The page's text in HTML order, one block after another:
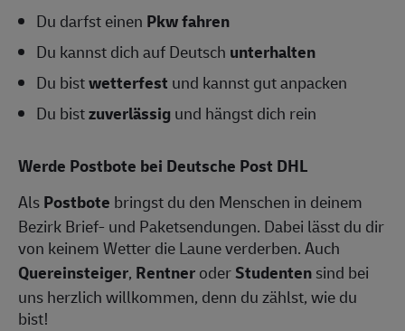
Du darfst einen Pkw fahren
Du kannst dich auf Deutsch unterhalten
Du bistwetterfest und kannst gut anpacken
Du bistzuverlässigund hängst dich rein
Werde Postbote bei Deutsche Post DHL
AlsPostbote bringst du den Menschen in deinem
Bezirk Brief- und Paketsendungen. Dabei lässt du dir
von keinem Wetter die Laune verderben. Auch
Quereinsteiger, RentneroderStudentensind bei
uns herzlich willkommen, denn du zählst, wie du
bist!